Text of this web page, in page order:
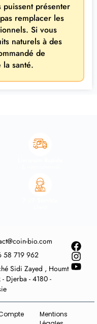
présenter
remplacer les
Si vous
naturels à des
de
santé.
bio.com
58 719 962
Sidi Zayed , Houmt
- Djerba - 4180 -
Mentions